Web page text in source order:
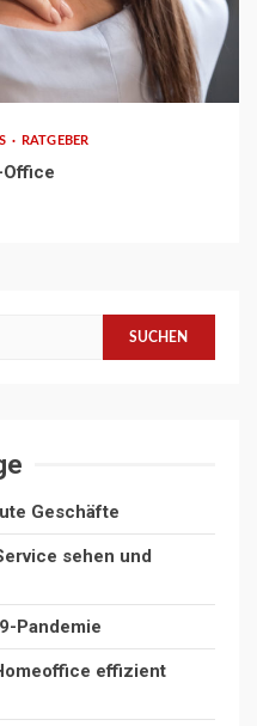
RATGEBER
Office
Geschäfte
sehen und
Pandemie
effizient